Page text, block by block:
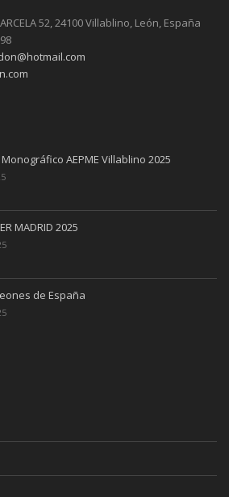
52, 24100 Villablino, León, España
AEPME Villablino 2025
MADRID 2025
de España